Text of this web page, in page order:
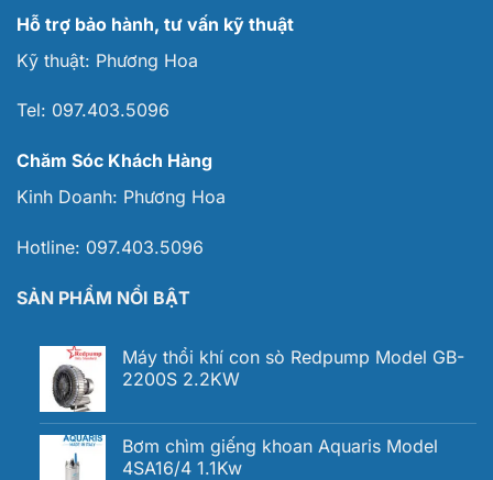
Hỗ trợ bảo hành, tư vấn kỹ thuật
Kỹ thuật: Phương Hoa
Tel: 097.403.5096
Chăm Sóc Khách Hàng
Kinh Doanh: Phương Hoa
Hotline: 097.403.5096
SẢN PHẨM NỔI BẬT
Máy thổi khí con sò Redpump Model GB-
2200S 2.2KW
Bơm chìm giếng khoan Aquaris Model
4SA16/4 1.1Kw